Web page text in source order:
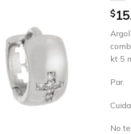
$
kt 5
Par.
No